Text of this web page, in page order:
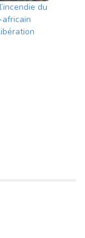
du